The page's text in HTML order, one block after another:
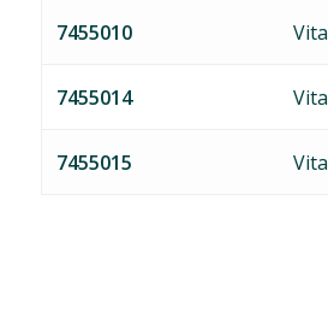
7455010
7455014
7455015